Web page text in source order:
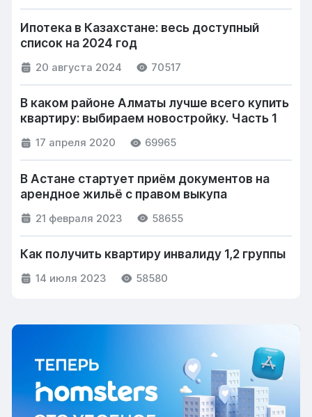
Ипотека в Казахстане: весь доступный
список на 2024 год
20 августа 2024 70517
В каком районе Алматы лучше всего купить
квартиру: выбираем новостройку. Часть 1
17 апреля 2020 69965
В Астане стартует приём документов на
арендное жильё с правом выкупа
21 февраля 2023 58655
Как получить квартиру инвалиду 1,2 группы
14 июля 2023 58580